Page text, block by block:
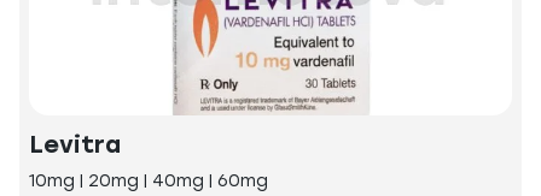
Levitra
10mg | 20mg | 40mg | 60mg